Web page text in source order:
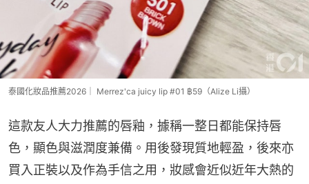
泰國化妝品推薦2026｜ Merrez'ca juicy lip #01 ฿59（Alize Li攝）
這款友人大力推薦的唇釉，據稱一整日都能保持唇
色，顯色與滋潤度兼備。用後發現質地輕盈，後來亦
買入正裝以及作為手信之用，妝感會近似近年大熱的